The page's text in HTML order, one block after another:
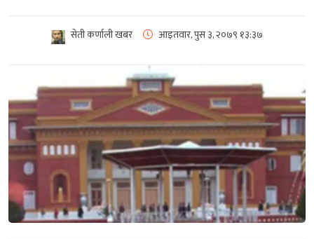
सेती कर्णाली खबर आइतवार, पुस ३, २०७९ १३:३७